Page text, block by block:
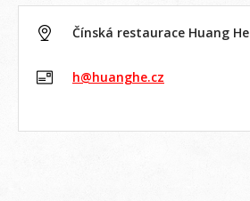
Čínská restaurace Huang He
h@huanghe.cz